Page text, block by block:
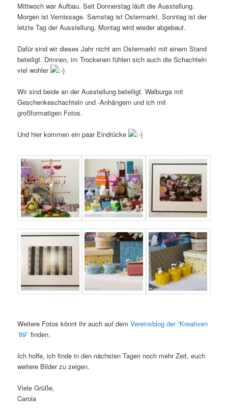
Mittwoch war Aufbau. Seit Donnerstag läuft die Ausstellung.
Morgen ist Vernissage. Samstag ist Ostermarkt. Sonntag ist der
letzte Tag der Ausstellung. Montag wird wieder abgebaut.
Dafür sind wir dieses Jahr nicht am Ostermarkt mit einem Stand
beteiligt. Drinnen, im Trockenen fühlen sich auch die Schachteln
viel wohler
Wir sind beide an der Ausstellung beteiligt. Walburga mit
Geschenkeschachteln und -Anhängern und ich mit
großformatigen Fotos.
Und hier kommen ein paar Eindrücke
Weitere Fotos könnt ihr auch auf demVereinsblog der “Kreativen
’89″ finden.
Ich hoffe, ich finde in den nächsten Tagen noch mehr Zeit, euch
weitere Bilder zu zeigen.
Viele Grüße,
Carola